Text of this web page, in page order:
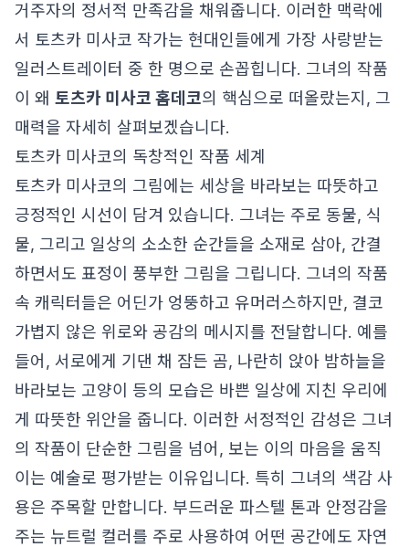
거주자의 정서적 만족감을 채워줍니다. 이러한 맥락에
서 토츠카 미사코 작가는 현대인들에게 가장 사랑받는
일러스트레이터 중 한 명으로 손꼽힙니다. 그녀의 작품
이 왜 토츠카 미사코 홈데코의 핵심으로 떠올랐는지, 그
매력을 자세히 살펴보겠습니다.
토츠카 미사코의 독창적인 작품 세계
토츠카 미사코의 그림에는 세상을 바라보는 따뜻하고
긍정적인 시선이 담겨 있습니다. 그녀는 주로 동물, 식
물, 그리고 일상의 소소한 순간들을 소재로 삼아, 간결
하면서도 표정이 풍부한 그림을 그립니다. 그녀의 작품
속 캐릭터들은 어딘가 엉뚱하고 유머러스하지만, 결코
가볍지 않은 위로와 공감의 메시지를 전달합니다. 예를
들어, 서로에게 기댄 채 잠든 곰, 나란히 앉아 밤하늘을
바라보는 고양이 등의 모습은 바쁜 일상에 지친 우리에
게 따뜻한 위안을 줍니다. 이러한 서정적인 감성은 그녀
의 작품이 단순한 그림을 넘어, 보는 이의 마음을 움직
이는 예술로 평가받는 이유입니다. 특히 그녀의 색감 사
용은 주목할 만합니다. 부드러운 파스텔 톤과 안정감을
주는 뉴트럴 컬러를 주로 사용하여 어떤 공간에도 자연